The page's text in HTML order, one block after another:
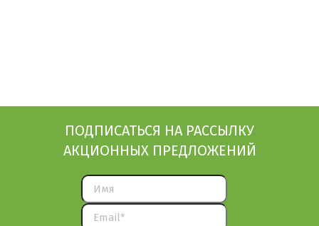
ПОДПИСАТЬСЯ НА РАССЫЛКУ
АКЦИОННЫХ ПРЕДЛОЖЕНИЙ